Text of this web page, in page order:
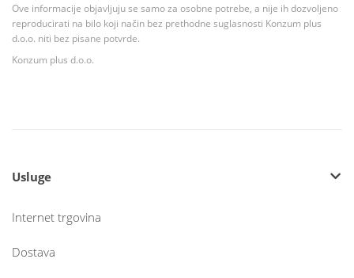
Ove informacije objavljuju se samo za osobne potrebe, a nije ih dozvoljeno
reproducirati na bilo koji način bez prethodne suglasnosti Konzum plus
d.o.o. niti bez pisane potvrde.
Konzum plus d.o.o.
Usluge
Internet trgovina
Dostava